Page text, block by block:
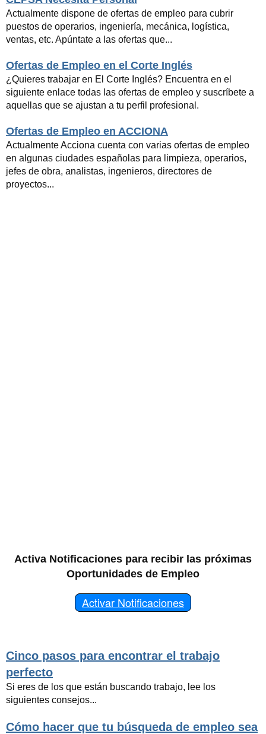
Actualmente dispone de ofertas de empleo para cubrir
puestos de operarios, ingeniería, mecánica, logística,
ventas, etc. Apúntate a las ofertas que...
Ofertas de Empleo en el Corte Inglés
¿Quieres trabajar en El Corte Inglés? Encuentra en el
siguiente enlace todas las ofertas de empleo y suscríbete a
aquellas que se ajustan a tu perfil profesional.
Ofertas de Empleo en ACCIONA
Actualmente Acciona cuenta con varias ofertas de empleo
en algunas ciudades españolas para limpieza, operarios,
jefes de obra, analistas, ingenieros, directores de
proyectos...
Activa Notificaciones para recibir las próximas
Oportunidades de Empleo
Activar Notificaciones
Cinco pasos para encontrar el trabajo
perfecto
Si eres de los que están buscando trabajo, lee los
siguientes consejos...
Cómo hacer que tu búsqueda de empleo sea